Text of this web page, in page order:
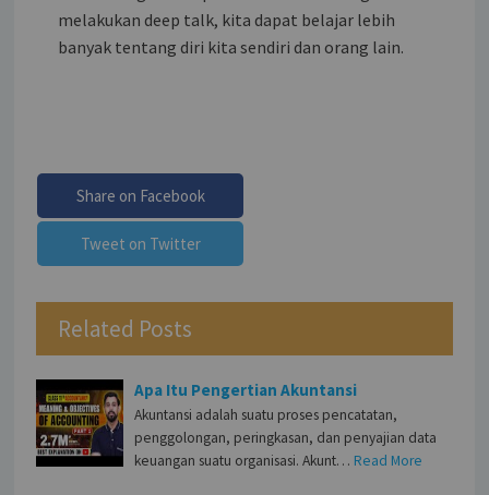
melakukan deep talk, kita dapat belajar lebih
banyak tentang diri kita sendiri dan orang lain.
Share on Facebook
Tweet on Twitter
Related Posts
Apa Itu Pengertian Akuntansi
Akuntansi adalah suatu proses pencatatan,
penggolongan, peringkasan, dan penyajian data
keuangan suatu organisasi. Akunt… Read More